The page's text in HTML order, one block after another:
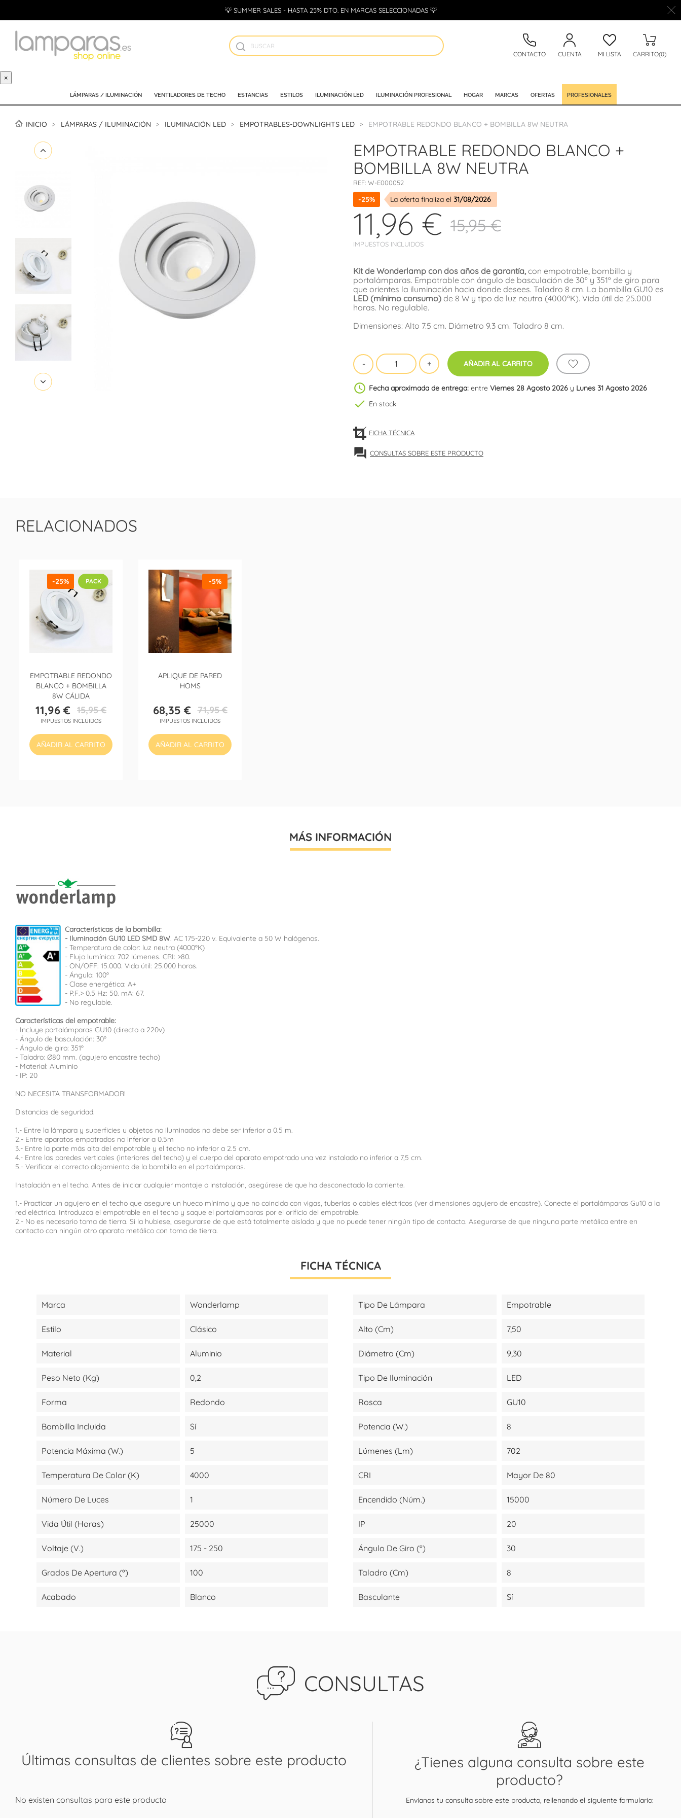
💡 SUMMER SALES - HASTA 25% DTO. EN MARCAS SELECCIONADAS 💡
CONTACTO CUENTA MI LISTA CARRITO(0)
×
LÁMPARAS / ILUMINACIÓN VENTILADORES DE TECHO ESTANCIAS ESTILOS ILUMINACIÓN LED ILUMINACIÓN PROFESIONAL HOGAR MARCAS OFERTAS PROFESIONALES
INICIO LÁMPARAS / ILUMINACIÓN ILUMINACIÓN LED EMPOTRABLES-DOWNLIGHTS LED EMPOTRABLE REDONDO BLANCO + BOMBILLA 8W NEUTRA
EMPOTRABLE REDONDO BLANCO +
BOMBILLA 8W NEUTRA
REF: W-E000052
-25% La oferta finaliza el 31/08/2026
11,96 €
IMPUESTOS INCLUIDOS
15,95 €
Kit de Wonderlamp con dos años de garantía, con empotrable, bombilla y
portalámparas. Empotrable con ángulo de basculación de 30º y 351º de giro para
que orientes la iluminación hacia donde desees. Taladro 8 cm. La bombilla GU10 es
LED (mínimo consumo) de 8 W y tipo de luz neutra (4000ºK). Vida útil de 25.000
horas. No regulable.
Dimensiones: Alto 7.5 cm. Diámetro 9.3 cm. Taladro 8 cm.
AÑADIR AL CARRITO
schedule Fecha aproximada de entrega: entre Viernes 28 Agosto 2026 y Lunes 31 Agosto 2026
check En stock
FICHA TÉCNICA
forum CONSULTAS SOBRE ESTE PRODUCTO
RELACIONADOS
EMPOTRABLE REDONDO
BLANCO + BOMBILLA
8W CÁLIDA
Precio
11,96 € Precio
base
15,95 €
IMPUESTOS INCLUIDOS
-25% PACK
AÑADIR AL CARRITO
APLIQUE DE PARED
HOMS
Precio
68,35 €Precio
base
71,95 €
IMPUESTOS INCLUIDOS
-5%
AÑADIR AL CARRITO
MÁS INFORMACIÓN
Características de la bombilla:
- Iluminación GU10 LED SMD 8W. AC 175-220 v. Equivalente a 50 W halógenos.
- Temperatura de color: luz neutra (4000ºK)
- Flujo lumínico: 702 lúmenes. CRI: >80.
- ON/OFF: 15.000. Vida útil: 25.000 horas.
- Ángulo: 100º
- Clase energética: A+
- P.F.> 0.5 Hz: 50. mA: 67.
- No regulable.
Características del empotrable:
- Incluye portalámparas GU10 (directo a 220v)
- Ángulo de basculación: 30º
- Ángulo de giro: 351º
- Taladro: Ø80 mm. (agujero encastre techo)
- Material: Aluminio
- IP: 20
NO NECESITA TRANSFORMADOR!
Distancias de seguridad.
1.- Entre la lámpara y superficies u objetos no iluminados no debe ser inferior a 0.5 m.
2.- Entre aparatos empotrados no inferior a 0.5m
3.- Entre la parte más alta del empotrable y el techo no inferior a 2.5 cm.
4.- Entre las paredes verticales (interiores del techo) y el cuerpo del aparato empotrado una vez instalado no inferior a 7,5 cm.
5.- Verificar el correcto alojamiento de la bombilla en el portalámparas.
Instalación en el techo. Antes de iniciar cualquier montaje o instalación, asegúrese de que ha desconectado la corriente.
1.- Practicar un agujero en el techo que asegure un hueco mínimo y que no coincida con vigas, tuberías o cables eléctricos (ver dimensiones agujero de encastre). Conecte el portalámparas Gu10 a la
red eléctrica. Introduzca el empotrable en el techo y saque el portalámparas por el orificio del empotrable.
2.- No es necesario toma de tierra. Si la hubiese, asegurarse de que está totalmente aislada y que no puede tener ningún tipo de contacto. Asegurarse de que ninguna parte metálica entre en
contacto con ningún otro aparato metálico con toma de tierra.
FICHA TÉCNICA
Marca Wonderlamp Tipo De Lámpara Empotrable
Estilo Clásico Alto (cm) 7,50
Material Aluminio Diámetro (cm) 9,30
Peso Neto (kg) 0,2 Tipo De Iluminación LED
Forma Redondo Rosca GU10
Bombilla Incluida Sí Potencia (W.) 8
Potencia Máxima (W.) 5 Lúmenes (lm) 702
Temperatura De Color (K) 4000 CRI Mayor De 80
Número De Luces 1 Encendido (Núm.) 15000
Vida Útil (Horas) 25000 IP 20
Voltaje (V.) 175 - 250 Ángulo De Giro (º) 30
Grados De Apertura (º) 100 Taladro (cm) 8
Acabado Blanco Basculante Sí
CONSULTAS
Últimas consultas de clientes sobre este producto
No existen consultas para este producto
¿Tienes alguna consulta sobre este
producto?
Envíanos tu consulta sobre este producto, rellenando el siguiente formulario: